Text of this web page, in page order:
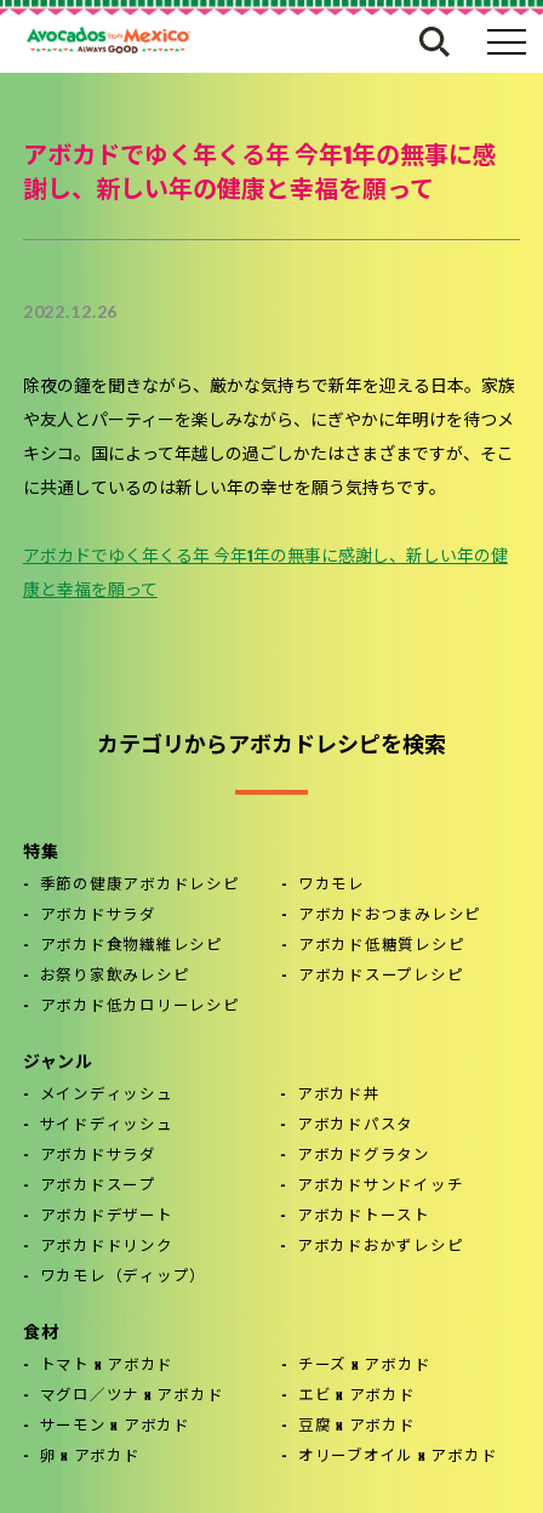
アボカドでゆく年くる年 今年1年の無事に感
謝し、新しい年の健康と幸福を願って
2022.12.26
除夜の鐘を聞きながら、厳かな気持ちで新年を迎える日本。家族
や友人とパーティーを楽しみながら、にぎやかに年明けを待つメ
キシコ。国によって年越しの過ごしかたはさまざまですが、そこ
に共通しているのは新しい年の幸せを願う気持ちです。
アボカドでゆく年くる年 今年1年の無事に感謝し、新しい年の健
康と幸福を願って
カテゴリからアボカドレシピを検索
特集
季節の健康アボカドレシピ ワカモレ
アボカドサラダ アボカドおつまみレシピ
アボカド食物繊維レシピ アボカド低糖質レシピ
お祭り家飲みレシピ アボカドスープレシピ
アボカド低カロリーレシピ
ジャンル
メインディッシュ
サイドディッシュ
アボカドサラダ
アボカドスープ
アボカドデザート
アボカドドリンク
ワカモレ（ディップ）
アボカド丼
アボカドパスタ
アボカドグラタン
アボカドサンドイッチ
アボカドトースト
アボカドおかずレシピ
食材
トマト x アボカド チーズ x アボカド
マグロ／ツナ x アボカド エビ x アボカド
サーモン x アボカド 豆腐 x アボカド
卵 x アボカド オリーブオイル x アボカド